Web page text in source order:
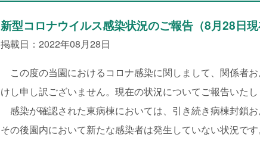
新型コロナウイルス感染状況のご報告（8月28日現
掲載日：2022年08月28日
この度の当園におけるコロナ感染に関しまして、関係者
けし申し訳ございません。現在の状況についてご報告いたし
感染が確認された東病棟においては、引き続き病棟封鎖お
その後園内において新たな感染者は発生していない状況です